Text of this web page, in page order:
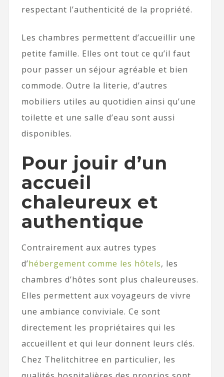
respectant l’authenticité de la propriété.
Les chambres permettent d’accueillir une
petite famille. Elles ont tout ce qu’il faut
pour passer un séjour agréable et bien
commode. Outre la literie, d’autres
mobiliers utiles au quotidien ainsi qu’une
toilette et une salle d’eau sont aussi
disponibles.
Pour jouir d’un
accueil
chaleureux et
authentique
Contrairement aux autres types
d’hébergement comme les hôtels, les
chambres d’hôtes sont plus chaleureuses.
Elles permettent aux voyageurs de vivre
une ambiance conviviale. Ce sont
directement les propriétaires qui les
accueillent et qui leur donnent leurs clés.
Chez Thelitchitree en particulier, les